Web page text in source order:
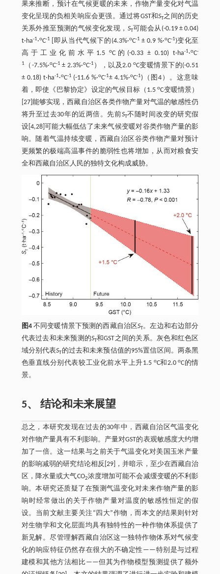
果来推断，预计在气候更暖的未来，作物产量变化对气温
变化呈现的负相关响应会更强。通过将GST和ST之间的历史
关系外推至预测的气候变化发现， ST可能会从(-0.19 ± 0.04)
t·ha-1·oC-1 [即从当代气候下的(4.3%·oC-1 ± 0.9 %·oC-1)变化至
高于工业化前水平1.5oC的(-0.33 ± 0.10) t·ha-1·oC-
1 （-7.5%·oC-1 ± 2.3%·oC-1 ），以及2.0 oC变暖情景下的(-0.51
± 0.18) t·ha-1·oC-1 (-11.6 %·oC-1± 4.1%·oC-1)（图4）。这意味
着，即使《巴黎协定》设定的气候目标（1.5oC变暖情景）
[27]能够实现，西藏自治区各类作物产量对气温的敏感性仍
将升至过去30年的近两倍。先前ST不随时间改变的研究假
设[4,28]可能大幅低估了未来气候变暖对谷类作物产量的影
响。随着气温持续变暖，西藏自治区谷类作物产量对预计
更频繁的极端高温事件的脆弱性也将增加，从而对粮食安
全和西藏自治区人民的独特文化构成威胁。
图4不同变暖情景下预测的西藏自治区ST。左边和右边部分
代表过去和未来预测的ST和GST之间的关系。灰色和红色区
域分别代表ST的过去和未来预估值的95%置信区间。两条黑
色垂直线分别代表较工业化前水平上升1.5 oC和2.0oC的情
景。
5、 结论和未来展望
总之，本研究发现在过去的30年中，西藏自治区气温变化
对作物产量具有不利影响。产量对GST的表观敏感度大约增
加了一倍。这一结果与之前关于气温变化对美国玉米产量
的影响减弱的研究结论相反[29]，并暗示，至少在西藏自治
区，降水量或大气CO2浓度增加可能不会减缓变暖的不利影
响。本研究还质疑了在预测气温变化对未来作物产量的影
响时经常做出的关于作物产量对温度的敏感性恒定的假
设。当前文献主要关注“四大”作物，而本文的结果则针对
对生物学和文化层面均具有独特性的一种作物体系提供了
新见解。尽管理解西藏自治区这一独特作物体系对气候变
化的响应特征仍然存在很大的不确定性——特别是与过程
建模和其他方法相比——但其为作物模型预测提供了额外